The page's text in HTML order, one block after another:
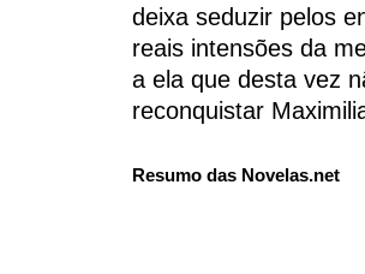
deixa seduzir pelos
reais intensões da
a ela que desta vez
reconquistar
Resumo das Novelas.net